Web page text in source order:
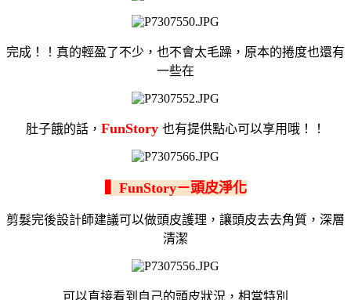
完成！！真的輕盈了不少，也不會太毛躁，原本的捲度也還有
一些在
肚子餓的話， FunStory 也有提供點心可以享用哦！！
▍FunStory－頭皮淨化
剪髮完後設計師建議可以做頭皮護理，讓頭皮去去角質，深層
清潔
可以直接看到自己的頭皮狀況，相當特別